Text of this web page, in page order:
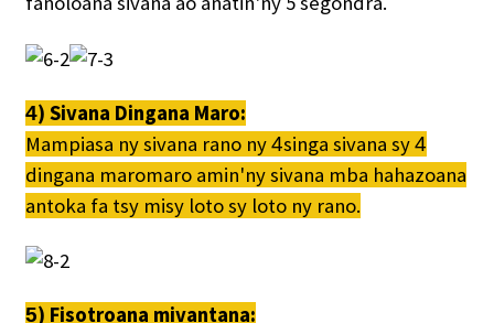
4) Sivana Dingana Maro:
Mampiasa ny sivana rano ny4singa sivana sy4
dingana maromaro amin'ny sivana mba hahazoana
antoka fa tsy misy loto sy loto ny rano.
5) Fisotroana mivantana: